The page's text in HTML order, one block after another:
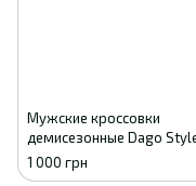
Мужские кроссовки
демисезонные Dago
песочный пиксель эко-
сетка 41
1 000 грн